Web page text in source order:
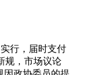
行，届时支付
规，市场议论